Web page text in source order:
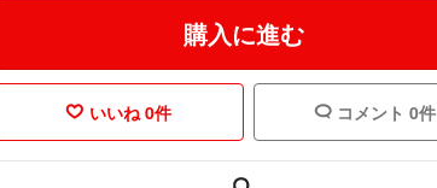
購入に進む
いいね 0件 コメント 0件